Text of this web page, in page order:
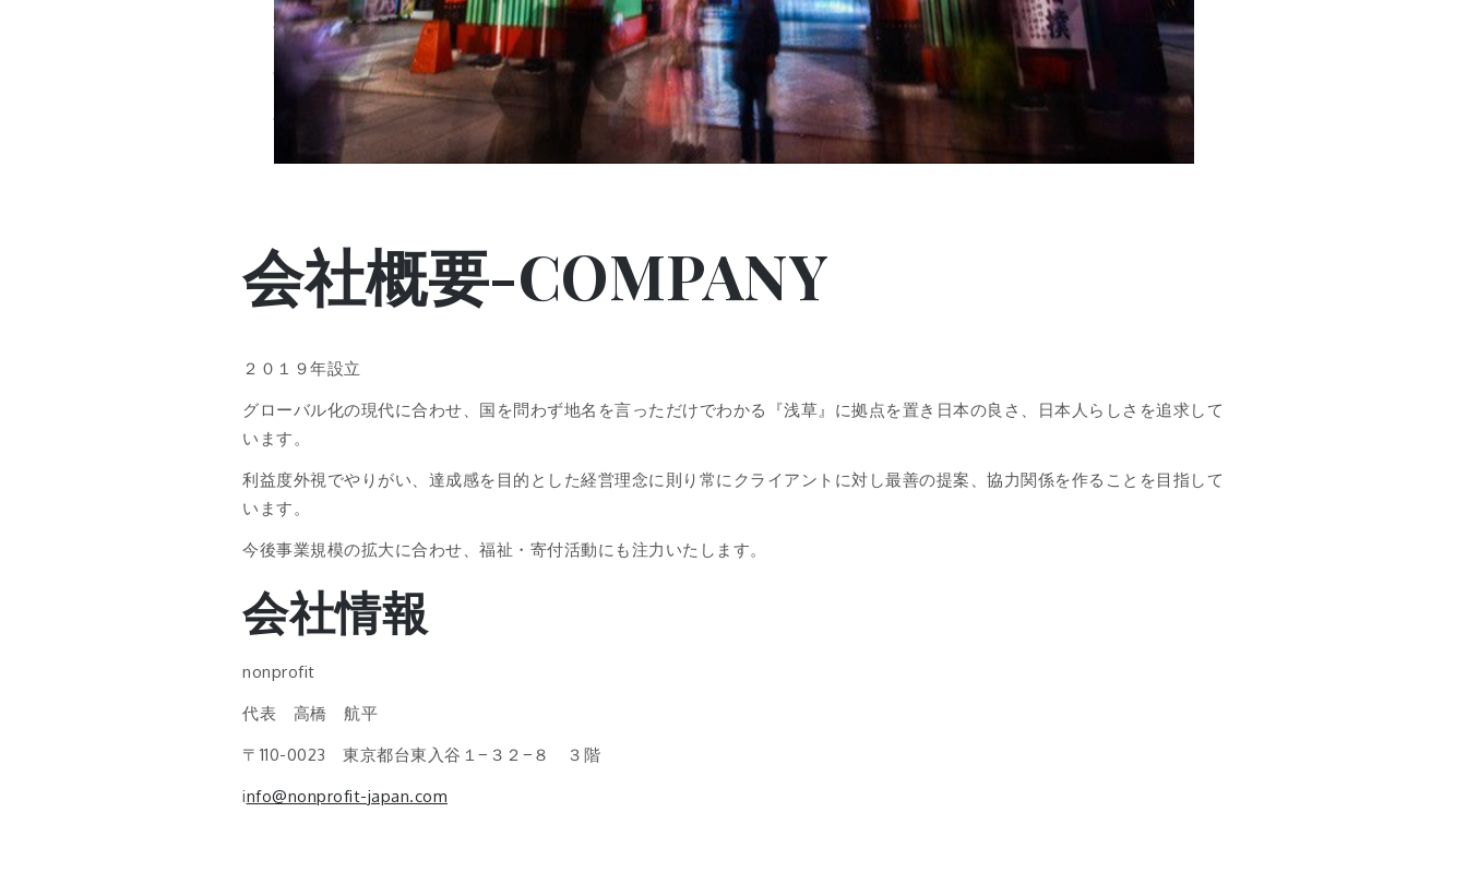
会社概要-COMPANY
２０１９年設立
グローバル化の現代に合わせ、国を問わず地名を言っただけでわかる『浅草』に拠点を置き日本の良さ、日本人らしさを追求して
います。
利益度外視でやりがい、達成感を目的とした経営理念に則り常にクライアントに対し最善の提案、協力関係を作ることを目指して
います。
今後事業規模の拡大に合わせ、福祉・寄付活動にも注力いたします。
会社情報
nonprofit
代表 高橋 航平
〒110-0023 東京都台東入谷１−３２−８ ３階
info@nonprofit-japan.com